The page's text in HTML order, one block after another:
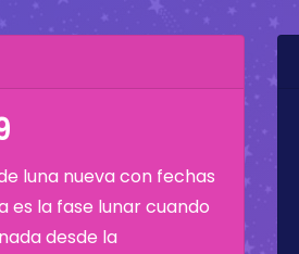
luna nueva con fechas
es la fase lunar cuando
desde la